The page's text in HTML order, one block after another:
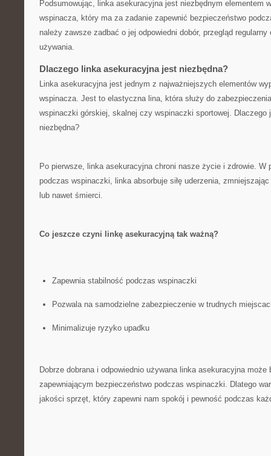
Podsumowując, linka asekuracyjna jest ⁣niezbędnym elementem
wspinacza, który ma za zadanie ​zapewnić bezpieczeństwo
należy zawsze zadbać o jej odpowiedni dobór, przegląd regularny
używania.
Dlaczego linka asekuracyjna jest⁢ niezbędna?
Linka asekuracyjna jest jednym z‍ najważniejszych⁢ elementów
wspinacza. Jest to⁤ elastyczna lina, która służy do⁢
wspinaczki⁣ górskiej, skalnej​ czy wspinaczki sportowej. Dlaczego
niezbędna?
Po‌ pierwsze, linka asekuracyjna chroni ⁢nasze życie ⁤i zdrowie. W
⁤podczas ⁣wspinaczki, ⁢linka absorbuje ​siłę ⁢uderzenia,
lub nawet śmierci.
Co jeszcze czyni linkę ‌asekuracyjną tak ważną?
Zapewnia stabilność podczas⁤ wspinaczki
Pozwala​ na samodzielne zabezpieczenie w trudnych
Minimalizuje ‌ryzyko upadku
Dobrze dobrana‍ i odpowiednio używana linka asekuracyjna
‌zapewniającym bezpieczeństwo ⁢podczas‌ wspinaczki. Dlatego
⁤jakości sprzęt, ⁤który‌ zapewni nam spokój⁤ i pewność ⁣podczas